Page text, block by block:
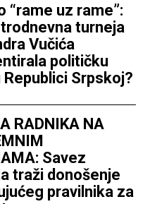
“rame uz rame”:
turneja
Vučića
političku
Republici Srpskoj?
RADNIKA NA
Savez
traži donošenje
pravilnika za